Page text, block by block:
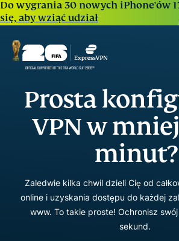
Do wygrania 30 nowych iPhone'ów
się, aby wziąć udział
Prosta
VPN w
minut?
Zaledwie kilka chwil dzieli Cię od
online i uzyskania dostępu do każdej
www. To takie proste! Ochronisz
sekund.